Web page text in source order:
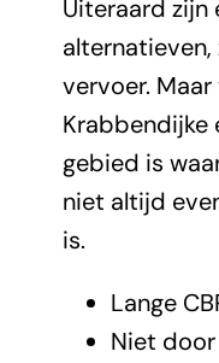
Uiteraard zijn
vervoer.
Krabbendijke
gebied is
niet altijd
is.
Lange
Niet